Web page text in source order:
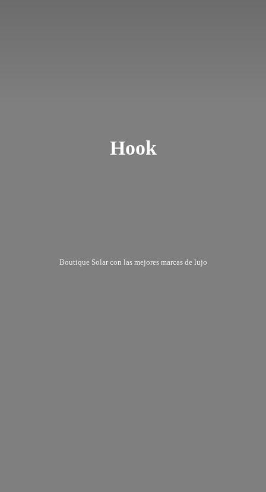
Hook
Boutique Solar con las mejores marcas de lujo